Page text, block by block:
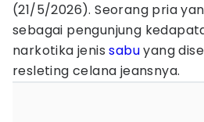
(21/5/2026). Seorang pria
sebagai pengunjung
narkotika jenissabuyang
resleting celana jeansnya.